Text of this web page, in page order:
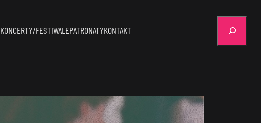
KONCERTY/FESTIWALEPATRONATYKONTAKT